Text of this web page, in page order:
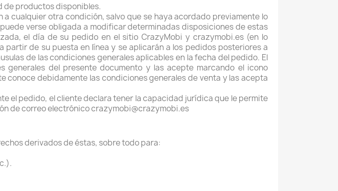
de productos disponibles.
cualquier otra condición, salvo que se haya acordado previamente lo
verse obligada a modificar determinadas disposiciones de estas
el día de su pedido en el sitio CrazyMobi y crazymobi.es (en lo
de su puesta en línea y se aplicarán a los pedidos posteriores a
de las condiciones generales aplicables en la fecha del pedido. El
del presente documento y las acepte marcando el icono
debidamente las condiciones generales de venta y las acepta
el pedido, el cliente declara tener la capacidad jurídica que le permite
de correo electrónico crazymobi@crazymobi.es
derivados de éstas, sobre todo para: